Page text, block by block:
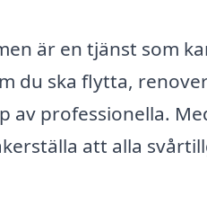
är en tjänst som
du ska flytta,
av professionella.
att alla